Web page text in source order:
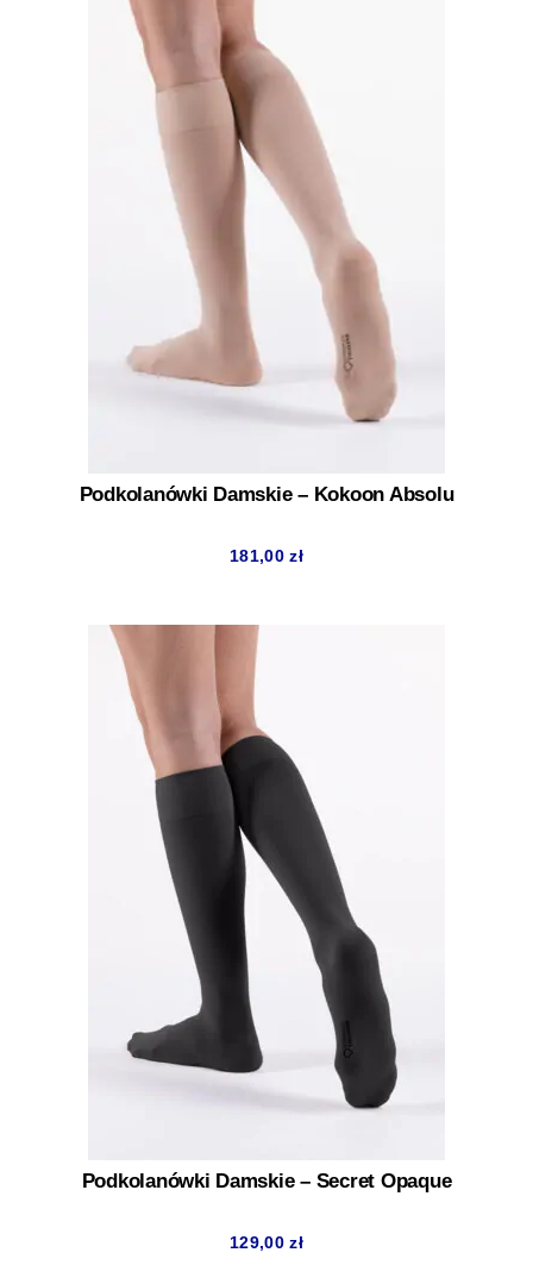
Podkolanówki Damskie – Kokoon Absolu
181,00zł
Podkolanówki Damskie – Secret Opaque
129,00zł